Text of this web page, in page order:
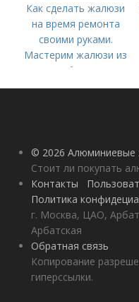
Как сделать жалюзи
на время ремонта
своими руками.
Мастерим жалюзи из
обоев
© 2026 Алюминиевые
Стоит ли покупать
Контакты
Политика
г. Москва, ЦАО,
Арбатская
Обратная связь
Копирование
гиперссылки.